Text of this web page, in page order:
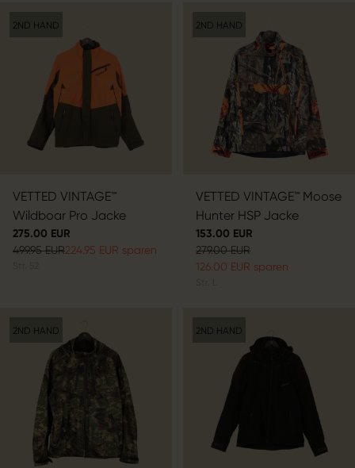
2ND HAND
VETTED VINTAGE™
Wildboar Pro Jacke
275.00 EUR
499.95 EUR224.95 EUR sparen
2ND HAND
VETTED VINTAGE™ Moose
Hunter HSP Jacke
153.00 EUR
279.00 EUR
126.00 EUR sparen
2ND HAND 2ND HAND